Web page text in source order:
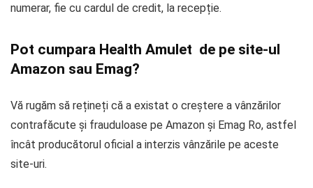
numerar, fie cu cardul de credit, la recepție.
Pot cumpara Health Amulet de pe site-ul
Amazon sau Emag?
Vă rugăm să rețineți că a existat o creștere a vânzărilor
contrafăcute și frauduloase pe Amazon și Emag Ro, astfel
încât producătorul oficial a interzis vânzările pe aceste
site-uri.